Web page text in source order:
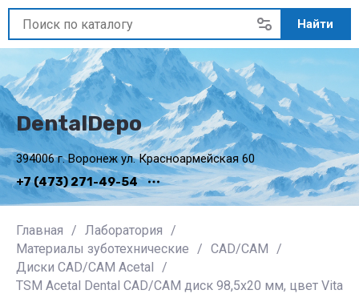
394006 г. Воронеж ул. Красноармейская 60
+7 (473) 271-49-54
DentalDepo
Найти
Главная / Лаборатория /
Материалы зуботехнические / CAD/CAM /
Диски CAD/CAM Acetal /
TSM Acetal Dental CAD/CAM диск 98,5x20 мм, цвет Vita